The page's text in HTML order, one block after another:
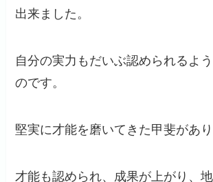
出来ました。
自分の実力もだいぶ認められるよ
のです。
堅実に才能を磨いてきた甲斐があり
才能も認められ、成果が上がり、